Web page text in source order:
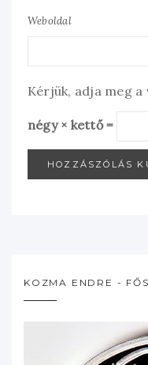
Weboldal
Kérjük, adja meg a
négy × kettő =
KOZMA ENDRE -